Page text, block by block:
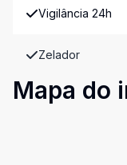
Vigilância 24h
Zelador
Mapa do